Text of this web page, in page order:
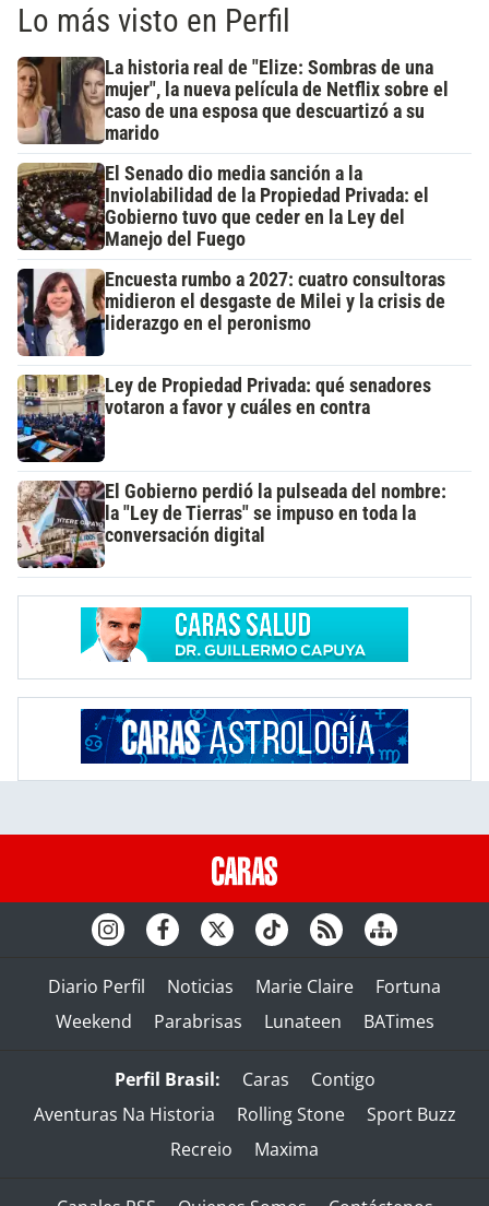
Lo más visto en Perfil
La historia real de "Elize: Sombras de una
mujer", la nueva película de Netflix sobre el
caso de una esposa que descuartizó a su
marido
El Senado dio media sanción a la
Inviolabilidad de la Propiedad Privada: el
Gobierno tuvo que ceder en la Ley del
Manejo del Fuego
Encuesta rumbo a 2027: cuatro consultoras
midieron el desgaste de Milei y la crisis de
liderazgo en el peronismo
Ley de Propiedad Privada: qué senadores
votaron a favor y cuáles en contra
El Gobierno perdió la pulseada del nombre:
la "Ley de Tierras" se impuso en toda la
conversación digital
Diario Perfil Noticias Marie Claire
Fortuna
Weekend
Parabrisas Lunateen BATimes
Perfil Brasil: Caras
Contigo
Aventuras Na Historia
Rolling Stone
Sport Buzz
Recreio
Maxima